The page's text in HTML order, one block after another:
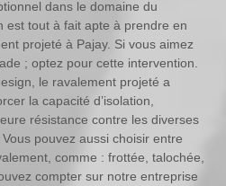
dans le domaine du
est tout à fait apte à prendre en
projeté à Pajay. Si vous aimez
; optez pour cette intervention.
le ravalement projeté a
la capacité d’isolation,
résistance contre les diverses
pouvez aussi choisir entre
comme : frottée, talochée,
compter sur notre entreprise